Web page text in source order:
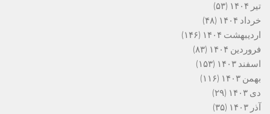
تیر ۱۴۰۴
(۵۳)
خرداد ۱۴۰۴
(۴۸)
اردیبهشت ۱۴۰۴
(۱۴۶)
فروردین ۱۴۰۴
(۸۳)
اسفند ۱۴۰۳
(۱۵۳)
بهمن ۱۴۰۳
(۱۱۶)
دی ۱۴۰۳
(۲۹)
آذر ۱۴۰۳
(۳۵)